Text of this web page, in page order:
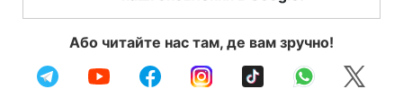
Або читайте нас там, де вам зручно!